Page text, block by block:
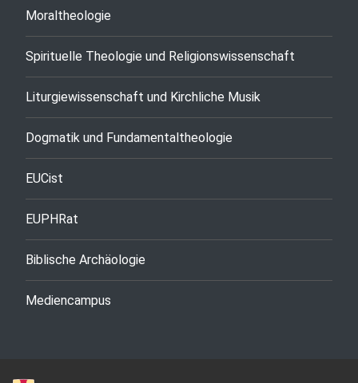
Moraltheologie
Spirituelle Theologie und Religionswissenschaft
Liturgiewissenschaft und Kirchliche Musik
Dogmatik und Fundamentaltheologie
EUCist
EUPHRat
Biblische Archäologie
Mediencampus